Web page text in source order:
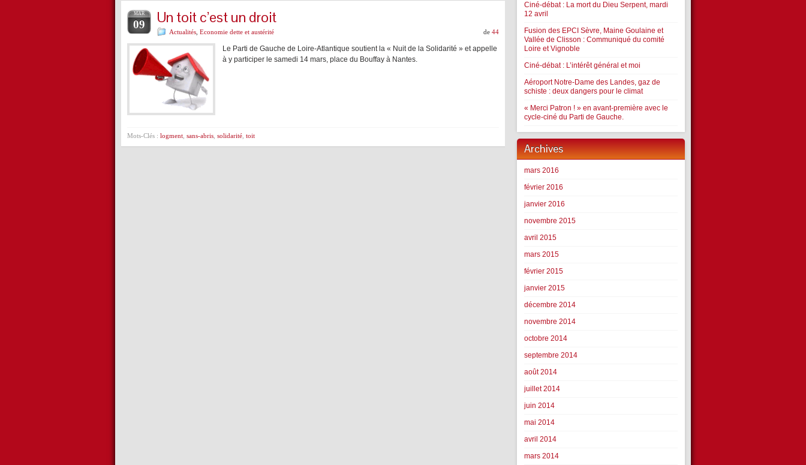
MAR
09 Un toit c’est un droit
Actualités Economie dette et austérité de 44
Le Parti de Gauche de Loire-Atlantique soutient la « Nuit de la Solidarité » et appelle
à y participer le samedi 14 mars, place du Bouffay à Nantes.
Mots-Clés : logment sans-abris solidarité toit
Ciné-débat : La mort du Dieu Serpent, mardi
12 avril
Fusion des EPCI Sèvre, Maine Goulaine et
Vallée de Clisson : Communiqué du comité
Loire et Vignoble
Ciné-débat : L’intérêt général et moi
Aéroport Notre-Dame des Landes, gaz de
schiste : deux dangers pour le climat
« Merci Patron ! » en avant-première avec le
cycle-ciné du Parti de Gauche.
Archives
mars 2016
février 2016
janvier 2016
novembre 2015
avril 2015
mars 2015
février 2015
janvier 2015
décembre 2014
novembre 2014
octobre 2014
septembre 2014
août 2014
juillet 2014
juin 2014
mai 2014
avril 2014
mars 2014